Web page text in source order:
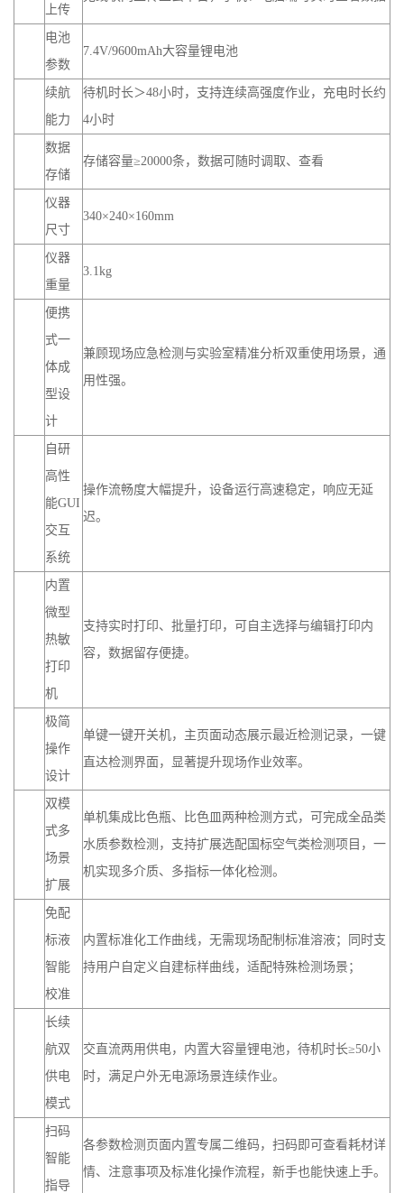
上传
电池
参数
7.4V/9600mAh大容量锂电池
续航
能力
待机时长＞48小时，支持连续高强度作业，充电时长约
4小时
数据
存储
存储容量≥20000条，数据可随时调取、查看
仪器
尺寸
340×240×160mm
仪器
重量
3.1kg
便携
式一
体成
型设
计
兼顾现场应急检测与实验室精准分析双重使用场景，通
用性强。
自研
高性
能GUI
交互
系统
操作流畅度大幅提升，设备运行高速稳定，响应无延
迟。
内置
微型
热敏
打印
机
支持实时打印、批量打印，可自主选择与编辑打印内
容，数据留存便捷。
极简
操作
设计
单键一键开关机，主页面动态展示最近检测记录，一键
直达检测界面，显著提升现场作业效率。
双模
式多
场景
扩展
单机集成比色瓶、比色皿两种检测方式，可完成全品类
水质参数检测，支持扩展选配国标空气类检测项目，一
机实现多介质、多指标一体化检测。
免配
标液
智能
校准
内置标准化工作曲线，无需现场配制标准溶液；同时支
持用户自定义自建标样曲线，适配特殊检测场景；
长续
航双
供电
模式
交直流两用供电，内置大容量锂电池，待机时长≥50小
时，满足户外无电源场景连续作业。
扫码
智能
指导
各参数检测页面内置专属二维码，扫码即可查看耗材详
情、注意事项及标准化操作流程，新手也能快速上手。